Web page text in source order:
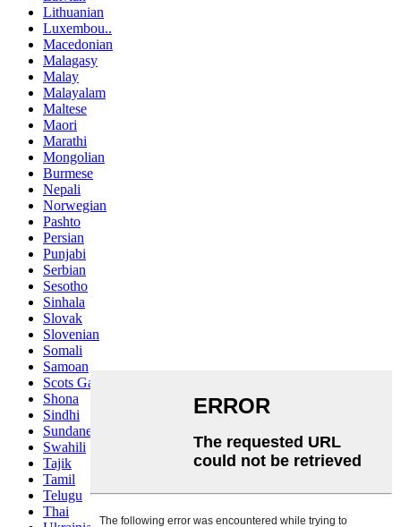
Lithuanian
Luxembou..
Macedonian
Malagasy
Malay
Malayalam
Maltese
Maori
Marathi
Mongolian
Burmese
Nepali
Norwegian
Pashto
Persian
Punjabi
Serbian
Sesotho
Sinhala
Slovak
Slovenian
Somali
Samoan
Scots Gaelic
Shona
Sindhi
Sundanese
Swahili
Tajik
Tamil
Telugu
Thai